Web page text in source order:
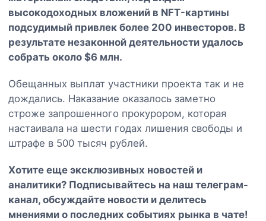
высокодоходных вложений в NFT-картины
подсудимый привлек более 200 инвесторов. В
результате незаконной деятельности удалось
собрать около $6 млн.
Обещанных выплат участники проекта так и не
дождались. Наказание оказалось заметно
строже запрошенного прокурором, которая
настаивала на шести годах лишения свободы и
штрафе в 500 тысяч рублей.
Хотите еще эксклюзивных новостей и
аналитики? Подписывайтесь на наш телеграм-
канал, обсуждайте новости и делитесь
мнениями о последних событиях рынка в чате!